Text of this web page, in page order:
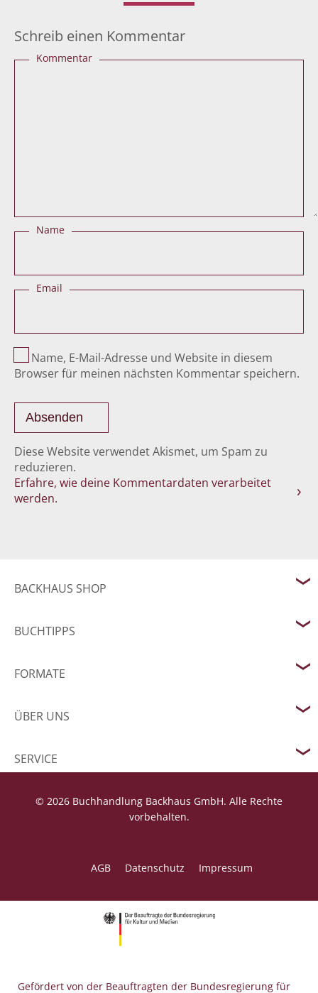
Schreib einen Kommentar
Kommentar
Name
Email
Name, E-Mail-Adresse und Website in diesem
Browser für meinen nächsten Kommentar speichern.
Diese Website verwendet Akismet, um Spam zu
reduzieren.
Erfahre, wie deine Kommentardaten verarbeitet
werden.
BACKHAUS SHOP
BUCHTIPPS
FORMATE
ÜBER UNS
SERVICE
© 2026 Buchhandlung Backhaus GmbH. Alle Rechte
vorbehalten.
AGB Datenschutz Impressum
Gefördert von der Beauftragten der Bundesregierung für